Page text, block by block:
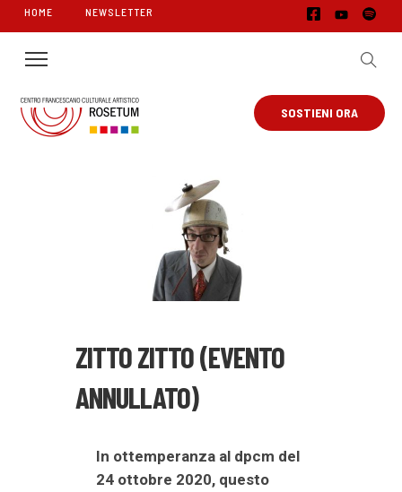
HOME NEWSLETTER
SOSTIENI ORA
ZITTO ZITTO (EVENTO
ANNULLATO)
In ottemperanza al dpcm del
24 ottobre 2020, questo